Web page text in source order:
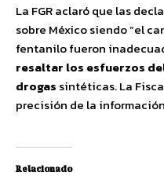
La FGR aclaró que las
sobre México siendo “el
fentanilo fueron
resaltar los esfuerzos
drogas sintéticas. La
precisión de la
Relacionado